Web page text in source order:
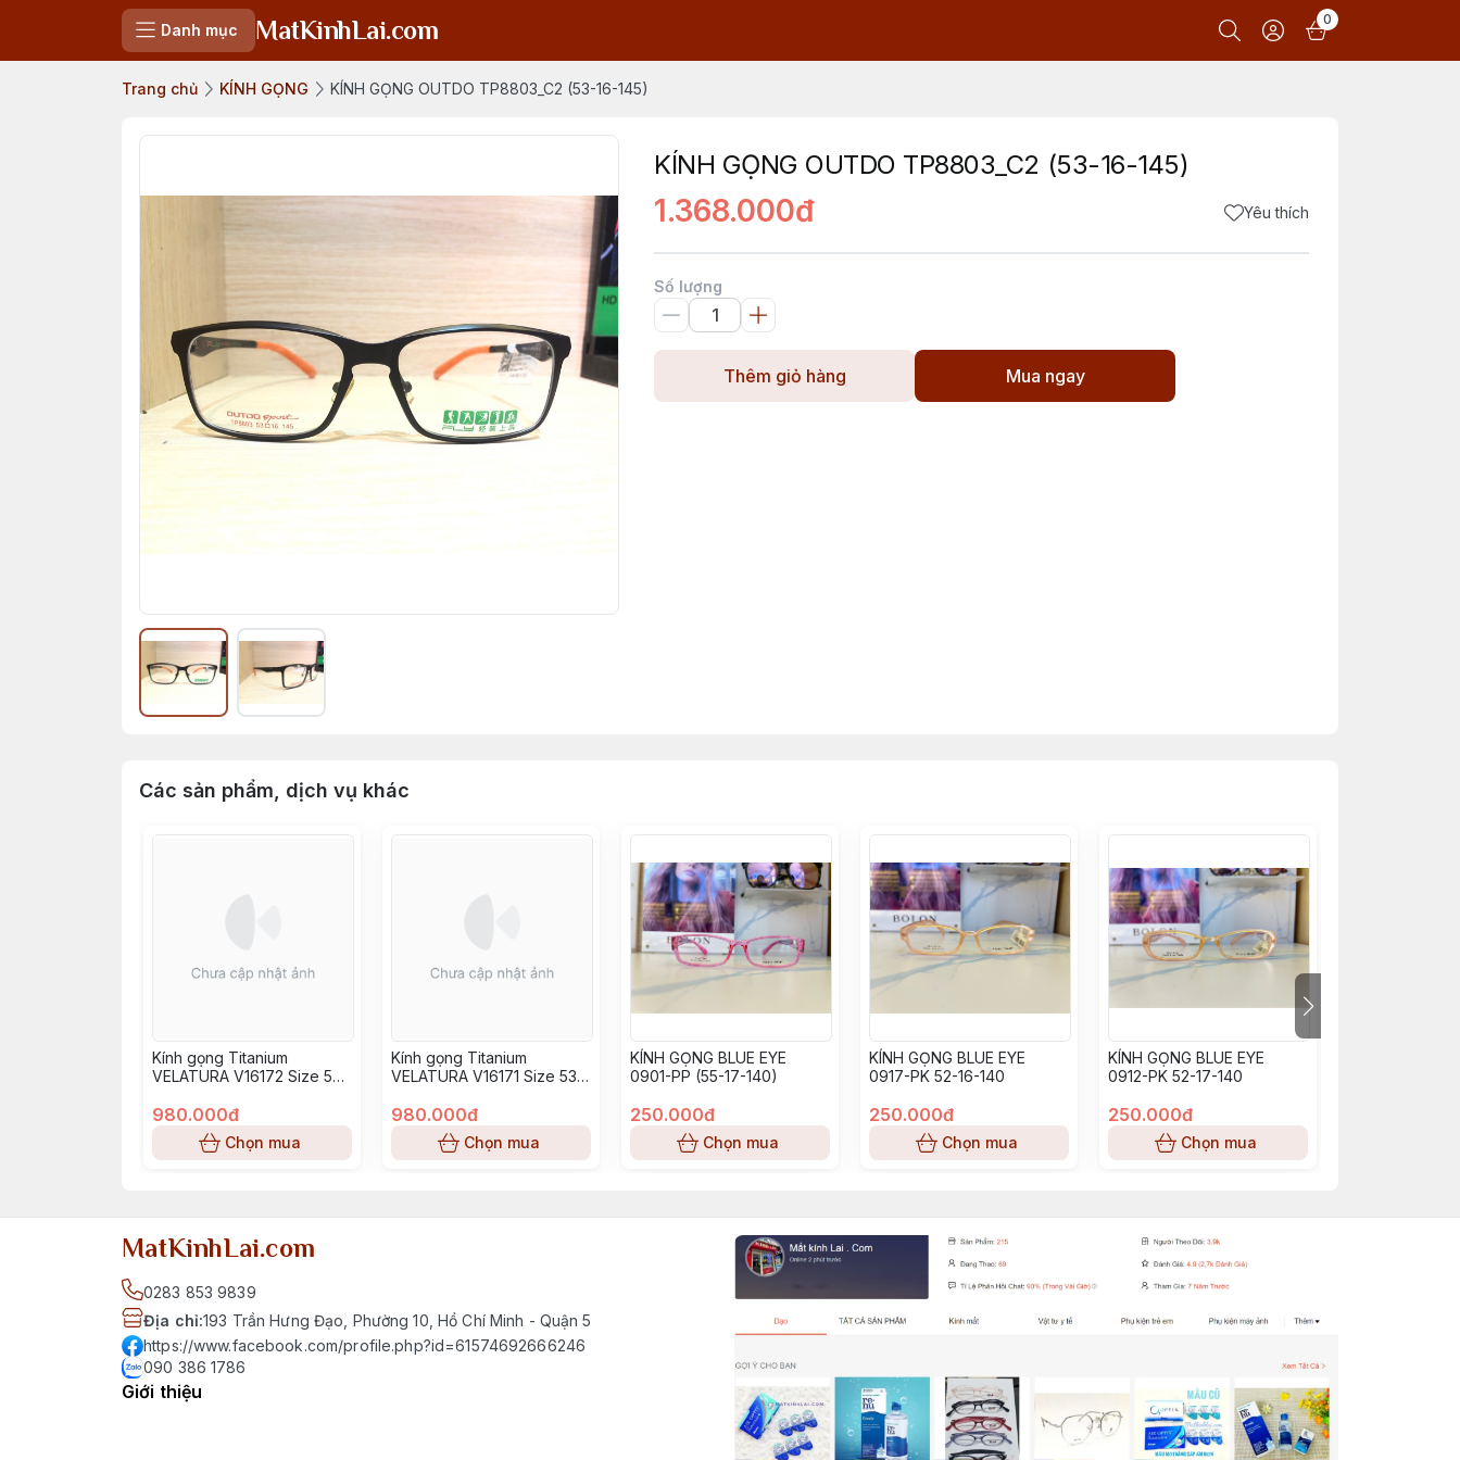
Danh mục MatKinhLai.com 0
Trang chủ KÍNH GỌNG KÍNH GỌNG OUTDO TP8803_C2 (53-16-145)
KÍNH GỌNG OUTDO TP8803_C2 (53-16-145)
1.368.000đ Yêu thích
Số lượng
Thêm giỏ hàng Mua ngay
Các sản phẩm, dịch vụ khác
Kính gọng Titanium
VELATURA V16172 Size 52-
980.000đ
Chọn mua
Kính gọng Titanium
VELATURA V16171 Size 53-
980.000đ
Chọn mua
KÍNH GỌNG BLUE EYE
0901-PP (55-17-140)
250.000đ
Chọn mua
KÍNH GỌNG BLUE EYE
0917-PK 52-16-140
250.000đ
Chọn mua
KÍNH GỌNG BLUE EYE
0912-PK 52-17-140
250.000đ
Chọn mua
MatKinhLai.com
0283 853 9839
Địa chỉ:193 Trần Hưng Đạo, Phường 10, Hồ Chí Minh - Quận 5
https://www.facebook.com/profile.php?id=61574692666246
090 386 1786
Giới thiệu